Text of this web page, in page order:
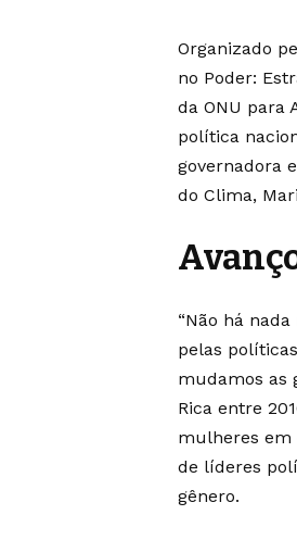
Organizado
no Poder:
da ONU para
política
governadora
do Clima,
“Não há
pelas
mudamos as
Rica entre
mulheres em
de líderes
gênero.